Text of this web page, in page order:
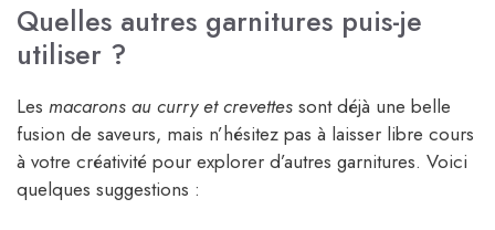
Quelles autres garnitures puis-je
utiliser ?
Les macarons au curry et crevettes sont déjà une belle
fusion de saveurs, mais n’hésitez pas à laisser libre cours
à votre créativité pour explorer d’autres garnitures. Voici
quelques suggestions :